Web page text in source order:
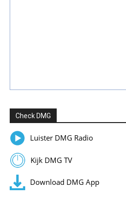
Check DMG
Luister DMG Radio
Kijk DMG TV
Download DMG App